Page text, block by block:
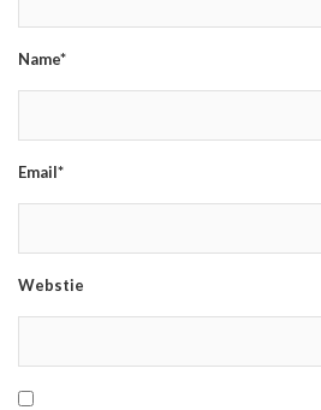
Name*
Email*
Webstie